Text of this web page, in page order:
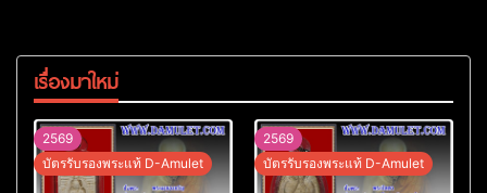
เรื่องมาใหม่
2569
บัตรรับรองพระแท้ D-Amulet
2569
บัตรรับรองพระแท้ D-Amulet